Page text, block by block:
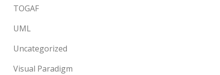
TOGAF
UML
Uncategorized
Visual Paradigm